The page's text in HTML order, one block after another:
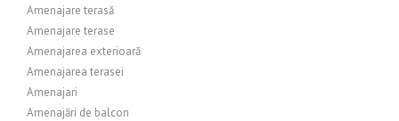
Amenajare terasă
Amenajare terase
Amenajarea exterioară
Amenajarea terasei
Amenajari
Amenajări de balcon